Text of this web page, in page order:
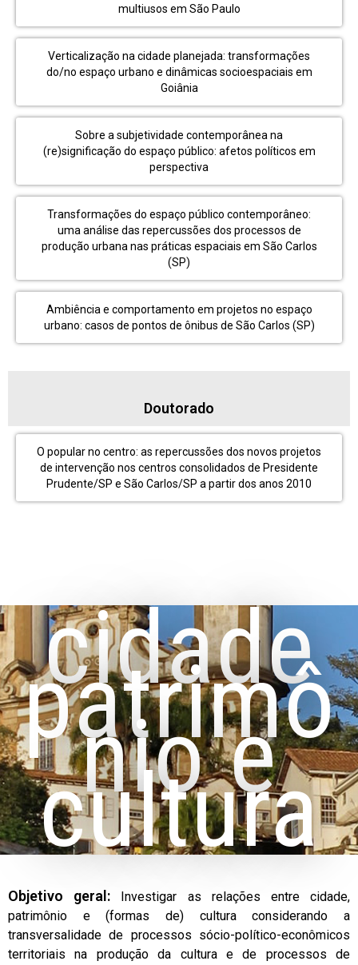
multiusos em São Paulo
Verticalização na cidade planejada: transformações
do/no espaço urbano e dinâmicas socioespaciais em
Goiânia
Sobre a subjetividade contemporânea na
(re)significação do espaço público: afetos políticos em
perspectiva
Transformações do espaço público contemporâneo:
uma análise das repercussões dos processos de
produção urbana nas práticas espaciais em São Carlos
(SP)
Ambiência e comportamento em projetos no espaço
urbano: casos de pontos de ônibus de São Carlos (SP)
Doutorado
O popular no centro: as repercussões dos novos projetos
de intervenção nos centros consolidados de Presidente
Prudente/SP e São Carlos/SP a partir dos anos 2010
cidade
patrimô
nio e
cultura
Objetivo geral: Investigar as relações entre cidade,
patrimônio e (formas de) cultura considerando a
transversalidade de processos sócio-político-econômicos
territoriais na produção da cultura e de processos de